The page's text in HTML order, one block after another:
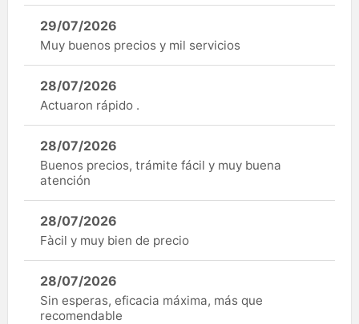
29/07/2026
Muy buenos precios y mil servicios
28/07/2026
Actuaron rápido .
28/07/2026
Buenos precios, trámite fácil y muy buena
atención
28/07/2026
Fàcil y muy bien de precio
28/07/2026
Sin esperas, eficacia máxima, más que
recomendable